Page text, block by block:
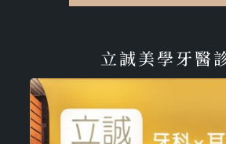
立誠美學牙醫